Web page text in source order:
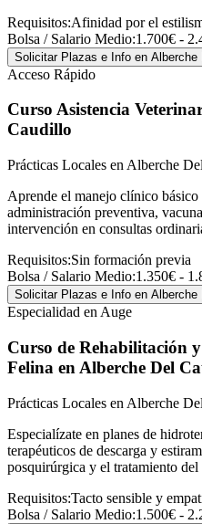
Requisitos:Afinidad por el
Bolsa / Salario Medio:1.700€ -
Solicitar Plazas e Info en Alberche
Acceso Rápido
Curso Asistencia
Caudillo
Prácticas Locales en Alberche
Aprende el manejo clínico básico
administración preventiva,
intervención en consultas
Requisitos:Sin formación previa
Bolsa / Salario Medio:1.350€ -
Solicitar Plazas e Info en Alberche
Especialidad en Auge
Curso de Rehabilitación
Felina en Alberche Del
Prácticas Locales en Alberche
Especialízate en planes de
terapéuticos de descarga y
posquirúrgica y el tratamiento
Requisitos:Tacto sensible y
Bolsa / Salario Medio:1.500€ -